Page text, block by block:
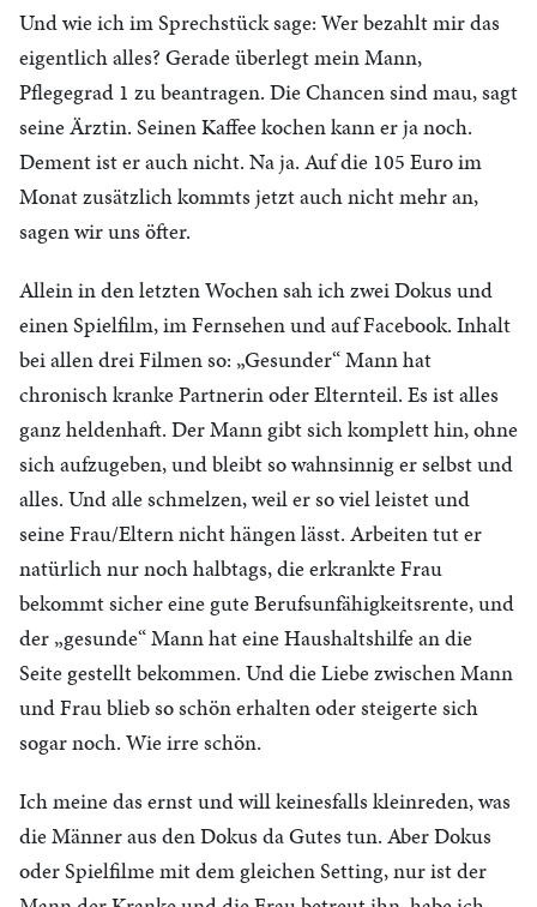
Und wie ich im Sprechstück sage: Wer bezahlt mir das
eigentlich alles? Gerade überlegt mein Mann,
Pflegegrad 1 zu beantragen. Die Chancen sind mau, sagt
seine Ärztin. Seinen Kaffee kochen kann er ja noch.
Dement ist er auch nicht. Na ja. Auf die 105 Euro im
Monat zusätzlich kommts jetzt auch nicht mehr an,
sagen wir uns öfter.
Allein in den letzten Wochen sah ich zwei Dokus und
einen Spielfilm, im Fernsehen und auf Facebook. Inhalt
bei allen drei Filmen so: „Gesunder“ Mann hat
chronisch kranke Partnerin oder Elternteil. Es ist alles
ganz heldenhaft. Der Mann gibt sich komplett hin, ohne
sich aufzugeben, und bleibt so wahnsinnig er selbst und
alles. Und alle schmelzen, weil er so viel leistet und
seine Frau/Eltern nicht hängen lässt. Arbeiten tut er
natürlich nur noch halbtags, die erkrankte Frau
bekommt sicher eine gute Berufsunfähigkeitsrente, und
der „gesunde“ Mann hat eine Haushaltshilfe an die
Seite gestellt bekommen. Und die Liebe zwischen Mann
und Frau blieb so schön erhalten oder steigerte sich
sogar noch. Wie irre schön.
Ich meine das ernst und will keinesfalls kleinreden, was
die Männer aus den Dokus da Gutes tun. Aber Dokus
oder Spielfilme mit dem gleichen Setting, nur ist der